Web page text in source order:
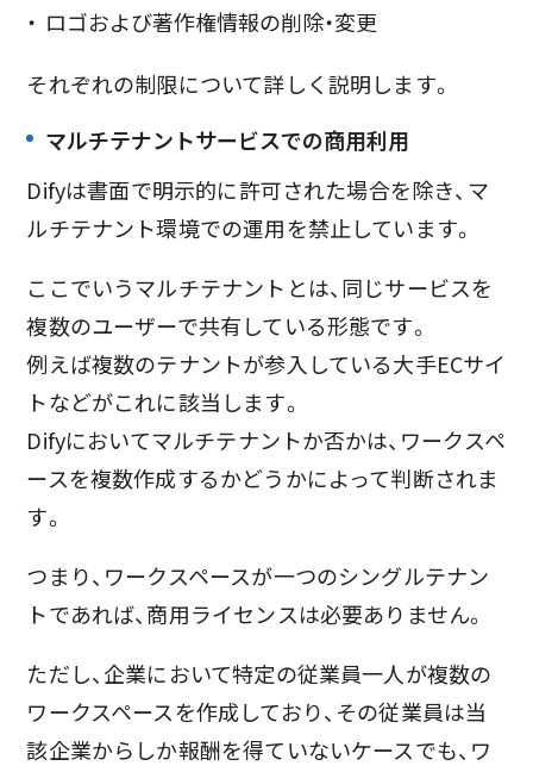
ロゴおよび著作権情報の削除・変更
それぞれの制限について詳しく説明します。
マルチテナントサービスでの商用利用
Difyは書面で明示的に許可された場合を除き、マ
ルチテナント環境での運用を禁止しています。
ここでいうマルチテナントとは、同じサービスを
複数のユーザーで共有している形態です。
例えば複数のテナントが参入している大手ECサイ
トなどがこれに該当します。
Difyにおいてマルチテナントか否かは、ワークスペ
ースを複数作成するかどうかによって判断されま
す。
つまり、ワークスペースが一つのシングルテナン
トであれば、商用ライセンスは必要ありません。
ただし、企業において特定の従業員一人が複数の
ワークスペースを作成しており、その従業員は当
該企業からしか報酬を得ていないケースでも、ワ